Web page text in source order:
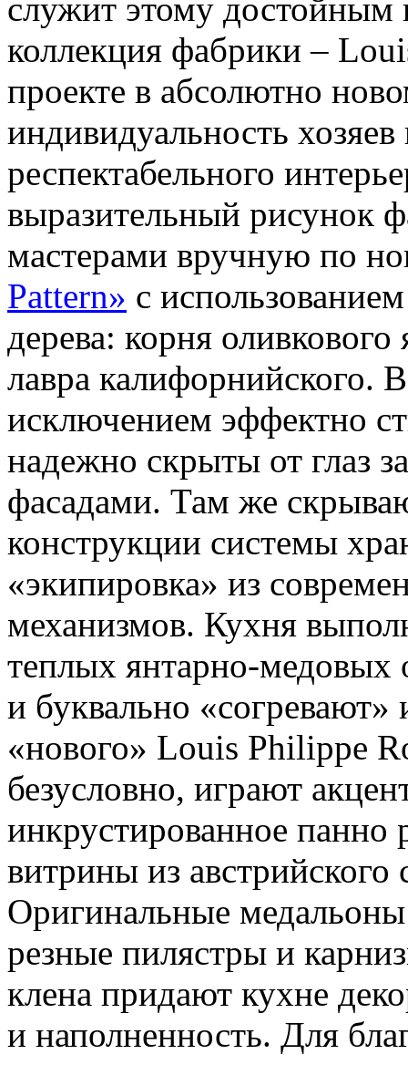
служит этому достойным
коллекция фабрики –
проекте в абсолютно
индивидуальность
респектабельного
выразительный рисунок
мастерами вручную по
Pattern» с
дерева: корня
лавра калифорнийского.
исключением эффектно
надежно скрыты от глаз
фасадами. Там же
конструкции системы
«экипировка» из
механизмов. Кухня
теплых янтарно-медовых
и буквально «согревают»
«нового» Louis Philippe
безусловно, играют
инкрустированное
витрины из австрийского
Оригинальные
резные пилястры и
клена придают кухне
и наполненность. Для